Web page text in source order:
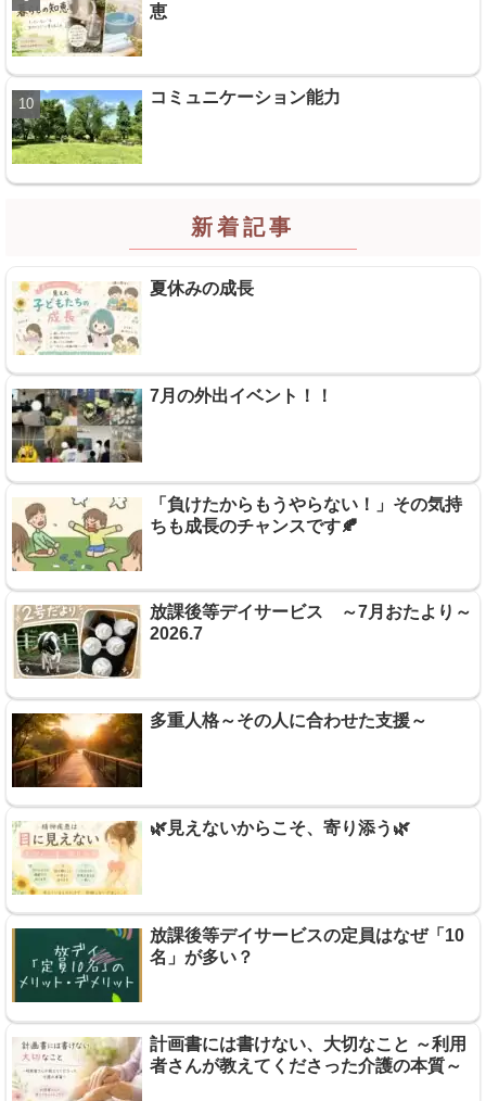
恵
コミュニケーション能力
新着記事
夏休みの成長
7月の外出イベント！！
「負けたからもうやらない！」その気持
ちも成長のチャンスです🍂
放課後等デイサービス ～7月おたより～
2026.7
多重人格～その人に合わせた支援～
🌿見えないからこそ、寄り添う🌿
放課後等デイサービスの定員はなぜ「10
名」が多い？
計画書には書けない、大切なこと ～利用
者さんが教えてくださった介護の本質～